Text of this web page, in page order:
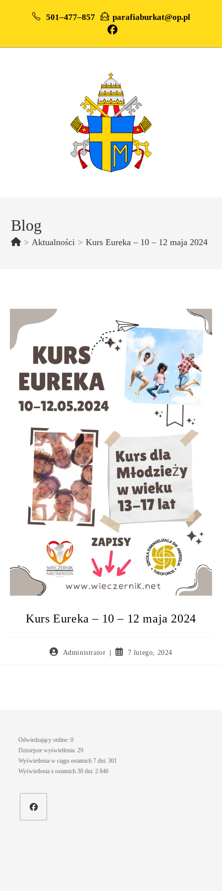
501–477–857 parafiaburkat@op.pl
Blog
> Aktualności > Kurs Eureka – 10 – 12 maja 2024
Kurs Eureka – 10 – 12 maja 2024
Administrator 7 lutego, 2024
Odwiedzający online:0
Dzisiejsze wyświetlenia:29
Wyświetlenia w ciągu ostatnich 7 dni:301
Wyświetlenia z ostatnich 30 dni:2 846